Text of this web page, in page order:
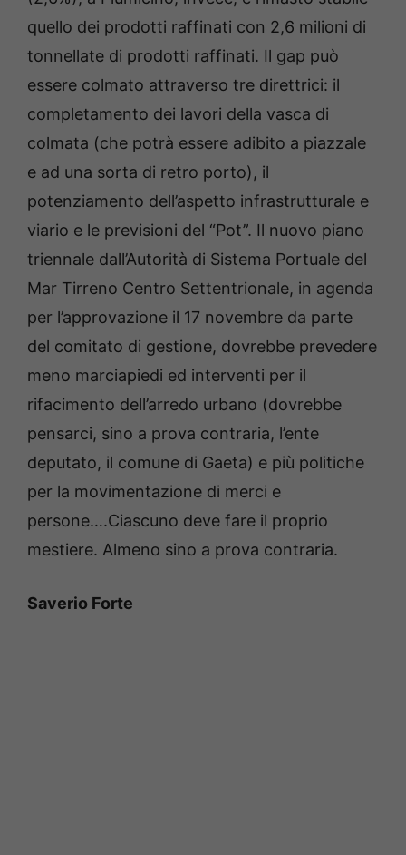
quello dei prodotti raffinati con 2,6 milioni di
tonnellate di prodotti raffinati. Il gap può
essere colmato attraverso tre direttrici: il
completamento dei lavori della vasca di
colmata (che potrà essere adibito a piazzale
e ad una sorta di retro porto), il
potenziamento dell’aspetto infrastrutturale e
viario e le previsioni del “Pot”. Il nuovo piano
triennale dall’Autorità di Sistema Portuale del
Mar Tirreno Centro Settentrionale, in agenda
per l’approvazione il 17 novembre da parte
del comitato di gestione, dovrebbe prevedere
meno marciapiedi ed interventi per il
rifacimento dell’arredo urbano (dovrebbe
pensarci, sino a prova contraria, l’ente
deputato, il comune di Gaeta) e più politiche
per la movimentazione di merci e
persone….Ciascuno deve fare il proprio
mestiere. Almeno sino a prova contraria.
Saverio Forte